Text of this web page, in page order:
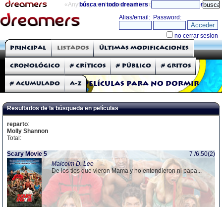
«Anything can happen and it probably will» directorio
búsca en todo dreamers
THE DREAMERS
Críticas: Películas
Películas para no dormir
Principal Listados Últimas modificaciones
Cronológico # Críticos # Público # Gritos
# Acumulado A-Z
Resultados de la búsqueda en películas
reparto:
Molly Shannon
Total:
Scary Movie 5
7 /6.50(2)
Malcolm D. Lee
De los tíos que vieron Mama y no entendieron ni papa...